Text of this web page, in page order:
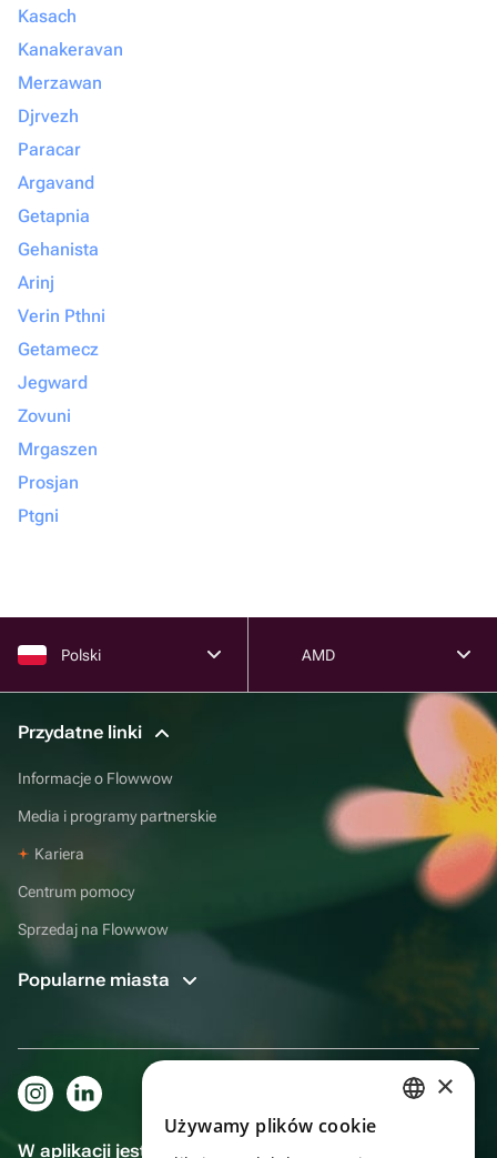
Kasach
Kanakeravan
Merzawan
Djrvezh
Paracar
Argavand
Getapnia
Gehanista
Arinj
Verin Pthni
Getamecz
Jegward
Zovuni
Mrgaszen
Prosjan
Ptgni
Polski AMD
Przydatne linki
Informacje o Flowwow
Media i programy partnerskie
Kariera
Centrum pomocy
Sprzedaj na Flowwow
Popularne miasta
W aplikacji jest to jeszcze wygodniejsze!
×
Używamy plików cookie